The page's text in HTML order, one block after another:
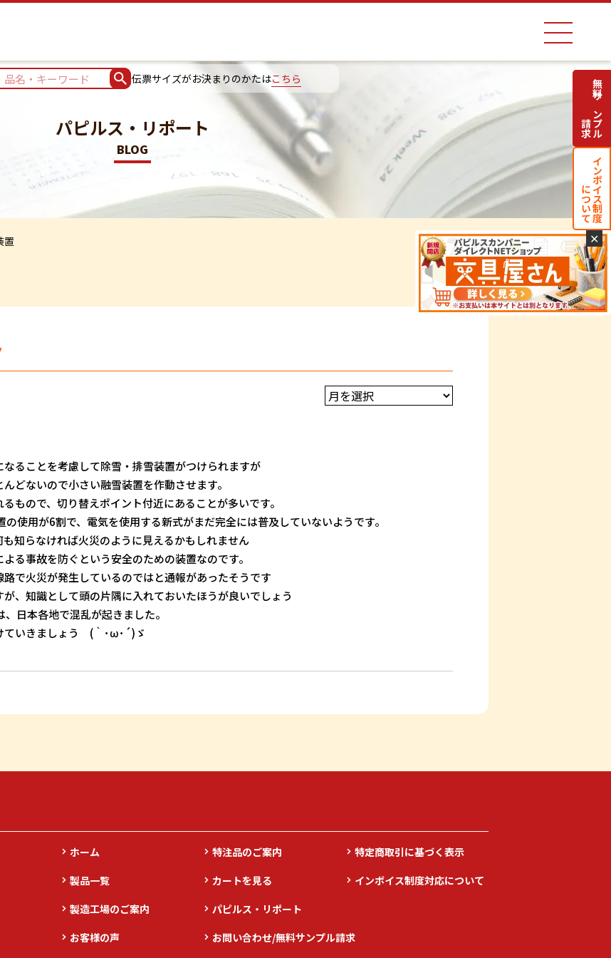
伝票サイズがお決まりのかたはこちら
パピルス・リポート
BLOG
置
ることを考慮して除雪・排雪装置がつけられますが
どないので小さい融雪装置を作動させます。
もので、切り替えポイント付近にあることが多いです。
使用が6割で、電気を使用する新式がまだ完全には普及していないようです。
知らなければ火災のように見えるかもしれません
る事故を防ぐという安全のための装置なのです。
で火災が発生しているのではと通報があったそうです
、知識として頭の片隅に入れておいたほうが良いでしょう
日本各地で混乱が起きました。
ていきましょう (｀･ω･´)ゞ
無料サンプル
請求
インボイス制度
について
✕
ホーム
製品一覧
製造工場のご案内
お客様の声
特注品のご案内
カートを見る
パピルス・リポート
お問い合わせ/無料サンプル請求
特定商取引に基づく表示
インボイス制度対応について